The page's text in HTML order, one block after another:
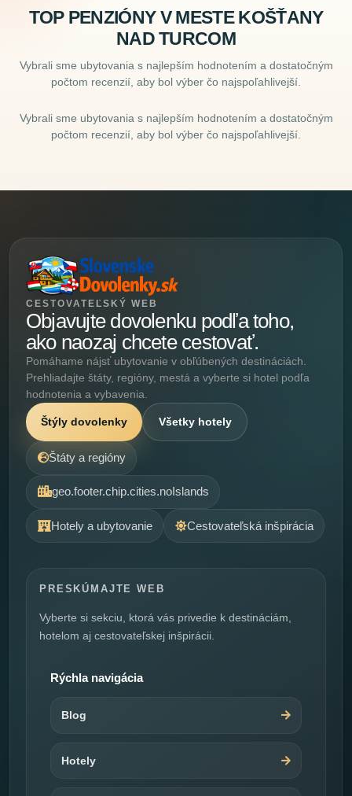
TOP PENZIÓNY V MESTE KOŠŤANY
NAD TURCOM
Vybrali sme ubytovania s najlepším hodnotením a dostatočným
počtom recenzií, aby bol výber čo najspoľahlivejší.
Vybrali sme ubytovania s najlepším hodnotením a dostatočným
počtom recenzií, aby bol výber čo najspoľahlivejší.
CESTOVATEĽSKÝ WEB
Objavujte dovolenku podľa toho,
ako naozaj chcete cestovať.
Pomáhame nájsť ubytovanie v obľúbených destináciách.
Prehliadajte štáty, regióny, mestá a vyberte si hotel podľa
hodnotenia a vybavenia.
Štýly dovolenky Všetky hotely
Štáty a regióny
geo.footer.chip.cities.noIslands
Hotely a ubytovanie Cestovateľská inšpirácia
PRESKÚMAJTE WEB
Vyberte si sekciu, ktorá vás privedie k destináciám,
hotelom aj cestovateľskej inšpirácii.
Rýchla navigácia
Blog
Hotely